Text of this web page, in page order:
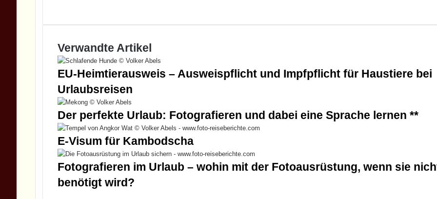
Verwandte Artikel
EU-Heimtierausweis – Ausweispflicht und Impfpflicht für Haustiere bei
Urlaubsreisen
Der perfekte Urlaub: Fotografieren und dabei eine Sprache lernen **
E-Visum für Kambodscha
Fotografieren im Urlaub – wohin mit der Fotoausrüstung, wenn sie
benötigt wird?